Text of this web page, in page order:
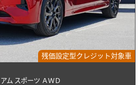
残価設定型クレジット対象車
ム スポーツ ＡＷＤ